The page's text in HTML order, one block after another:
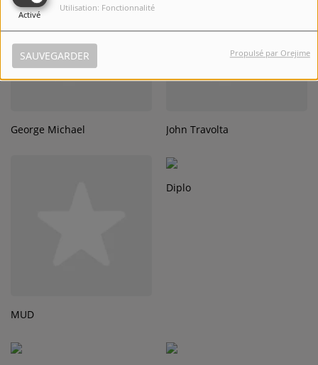
Activé
Utilisation: Fonctionnalité
SAUVEGARDER Propulsé par Orejime
George Michael John Travolta
MUD
Diplo